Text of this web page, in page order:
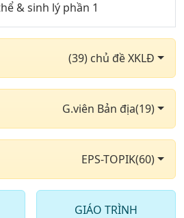
& sinh lý phần 1
& sinh lý phần 2
& sinh lý phần 3
& nông nghiệp phần 1
& nông nghiệp phần 2
& nông nghiệp phần 3
(39) chủ đề XKLĐ
G.viên Bản địa(19)
EPS-TOPIK(60)
GIÁO TRÌNH